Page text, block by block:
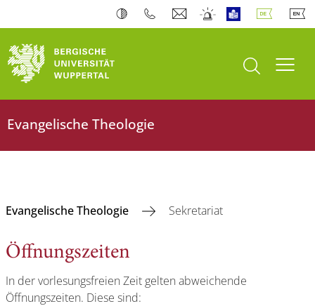
Suche öffnen
Evangelische Theologie
Evangelische Theologie Sekretariat
Öffnungszeiten
In der vorlesungsfreien Zeit gelten abweichende
Öffnungszeiten. Diese sind: